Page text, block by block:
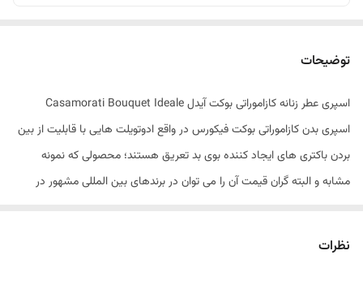
توضیحات
اسپری عطر زنانه کازاموراتی بوکت آیدل Casamorati Bouquet Ideale
اسپری بدن کازاموراتی بوکت فیکورس در واقع ادوتویلت هایی با قابلیت از بین
بردن باکتری های ایجاد کننده بوی بد تعریق هستند؛ محصولی که نمونه
مشابه و البته گران قیمت آن را می توان در برندهای بین المللی مشهور در
نظرات